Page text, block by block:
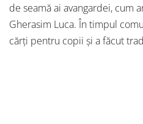
de seamă ai avangardei, cum
Gherasim Luca. În timpul
cărți pentru copii și a făcut